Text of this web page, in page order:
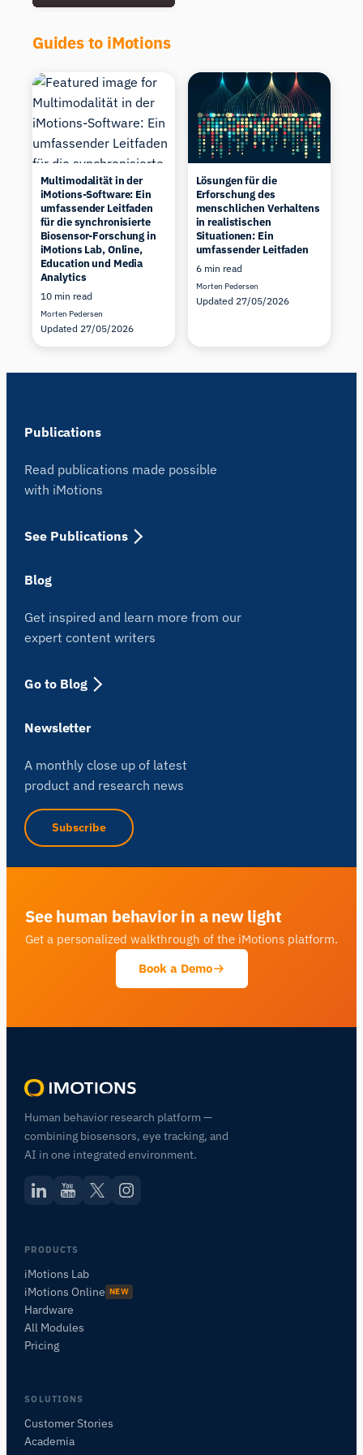
Guides to iMotions
Multimodalität in der
iMotions-Software: Ein
umfassender Leitfaden
für die synchronisierte
Biosensor-Forschung in
iMotions Lab, Online,
Education und Media
Analytics
10 min read
Morten Pedersen
Updated 27/05/2026
Lösungen für die
Erforschung des
menschlichen Verhaltens
in realistischen
Situationen: Ein
umfassender Leitfaden
6 min read
Morten Pedersen
Updated 27/05/2026
Publications
Read publications made possible
with iMotions
See Publications
Blog
Get inspired and learn more from our
expert content writers
Go to Blog
Newsletter
A monthly close up of latest
product and research news
Subscribe
See human behavior in a new light
Get a personalized walkthrough of the iMotions platform.
Book a Demo
Human behavior research platform —
combining biosensors, eye tracking, and
AI in one integrated environment.
PRODUCTS
iMotions Lab
iMotions Online NEW
Hardware
All Modules
Pricing
SOLUTIONS
Customer Stories
Academia